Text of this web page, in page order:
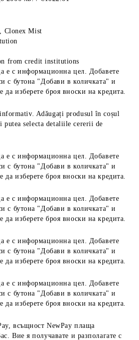
Clonex Mist
from credit institutions
е с информационна цел. Добавете
с бутона "Добави в количката" и
изберете броя вноски на кредита.
Adăugați produsul în coșul
putea selecta detaliile cererii de
е с информационна цел. Добавете
с бутона "Добави в количката" и
изберете броя вноски на кредита.
е с информационна цел. Добавете
с бутона "Добави в количката" и
изберете броя вноски на кредита.
е с информационна цел. Добавете
с бутона "Добави в количката" и
изберете броя вноски на кредита.
е с информационна цел. Добавете
с бутона "Добави в количката" и
изберете броя вноски на кредита.
всъщност NewPay плаща
Вие я получавате и разполагате с